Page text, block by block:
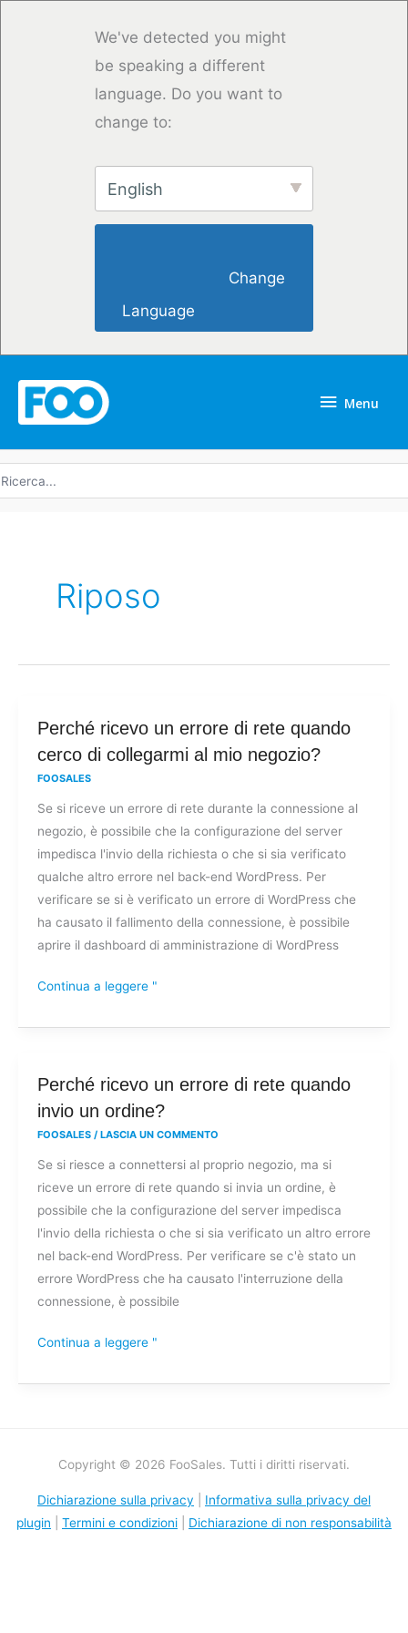
We've detected you might
be speaking a different
language. Do you want to
change to:
English
Language
Menu
Riposo
Perché ricevo un errore di rete quando
cerco di collegarmi al mio negozio?
FOOSALES
Se si riceve un errore di rete durante la connessione al
negozio, è possibile che la configurazione del server
impedisca l'invio della richiesta o che si sia verificato
qualche altro errore nel back-end WordPress. Per
verificare se si è verificato un errore di WordPress che
ha causato il fallimento della connessione, è possibile
aprire il dashboard di amministrazione di WordPress
Perché
ricevo
di
rete
quando
cerco
di
collegarmi
al
Continua a leggere "
Perché ricevo un errore di rete quando
invio un ordine?
FOOSALES / LASCIA UN COMMENTO
Se si riesce a connettersi al proprio negozio, ma si
riceve un errore di rete quando si invia un ordine, è
possibile che la configurazione del server impedisca
l'invio della richiesta o che si sia verificato un altro errore
nel back-end WordPress. Per verificare se c'è stato un
errore WordPress che ha causato l'interruzione della
connessione, è possibile
Perché
ricevo
di
rete
quando
invio
un
ordine?
Continua a leggere "
Copyright © 2026 FooSales. Tutti i diritti riservati.
Dichiarazione sulla privacy
Informativa sulla privacy del
plugin
Termini e condizioni Dichiarazione di non responsabilità